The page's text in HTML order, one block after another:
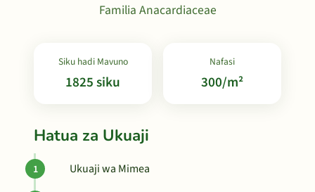
Familia Anacardiaceae
Siku hadi Mavuno
1825 siku
Nafasi
300/m²
Hatua za Ukuaji
Ukuaji wa Mimea